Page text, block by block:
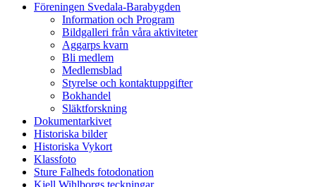
Föreningen Svedala-Barabygden
Information och Program
Bildgalleri från våra aktiviteter
Aggarps kvarn
Bli medlem
Medlemsblad
Styrelse och kontaktuppgifter
Bokhandel
Släktforskning
Dokumentarkivet
Historiska bilder
Historiska Vykort
Klassfoto
Sture Falheds fotodonation
Kjell Wihlborgs teckningar